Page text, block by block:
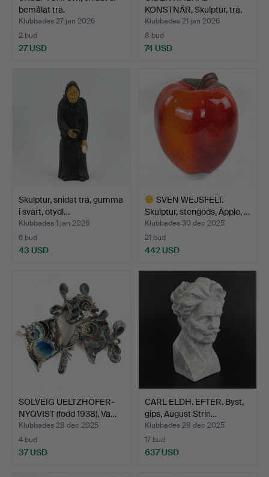
bemålat trä.
Klubbades 27 jan 2026
2 bud
27 USD
KONSTNÄR, Skulptur, trä,
älg…
Klubbades 21 jan 2026
8 bud
74 USD
Skulptur, snidat trä, gumma
i svart, otydl…
Klubbades 1 jan 2026
6 bud
43 USD
SVEN WEJSFELT.
Skulptur, stengods, Äpple, …
Klubbades 30 dec 2025
21 bud
442 USD
SOLVEIG UELTZHÖFER-
NYQVIST (född 1938), Vä…
Klubbades 28 dec 2025
4 bud
37 USD
CARL ELDH. EFTER. Byst,
gips, August Strin…
Klubbades 28 dec 2025
17 bud
637 USD